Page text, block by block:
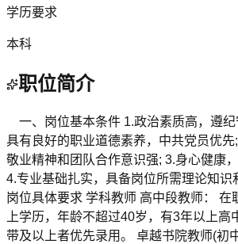
学历要求
本科
职位简介
一、岗位基本条件 1.政治素质高，遵纪
具有良好的职业道德素养，中共党员优先;
敬业精神和团队合作意识强; 3.身心健康
4.专业基础扎实，具备岗位所需理论知识
岗位具体要求 学科教师 高中段教师： 在
上学历，年龄不超过40岁，有3年以上高
带及以上者优先录用。 卓越书院教师(初